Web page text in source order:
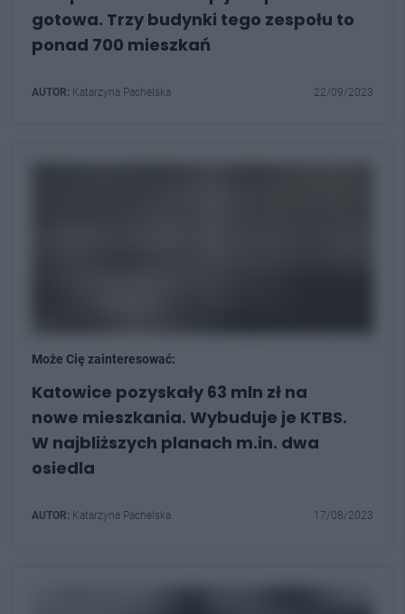
gotowa. Trzy budynki tego zespołu to
ponad 700 mieszkań
AUTOR: Katarzyna Pachelska 22/09/2023
Może Cię zainteresować:
Katowice pozyskały 63 mln zł na
nowe mieszkania. Wybuduje je KTBS.
W najbliższych planach m.in. dwa
osiedla
AUTOR: Katarzyna Pachelska 17/08/2023